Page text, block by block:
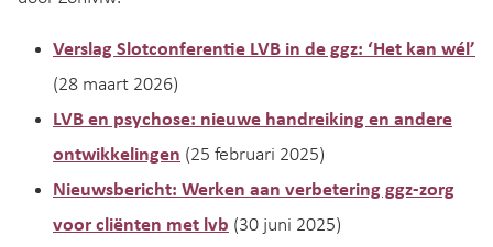
Verslag Slotconferentie LVB in de ggz: ‘Het kan wél’
(28 maart 2026)
LVB en psychose: nieuwe handreiking en andere
ontwikkelingen (25 februari 2025)
Nieuwsbericht: Werken aan verbetering ggz-zorg
voor cliënten met lvb (30 juni 2025)